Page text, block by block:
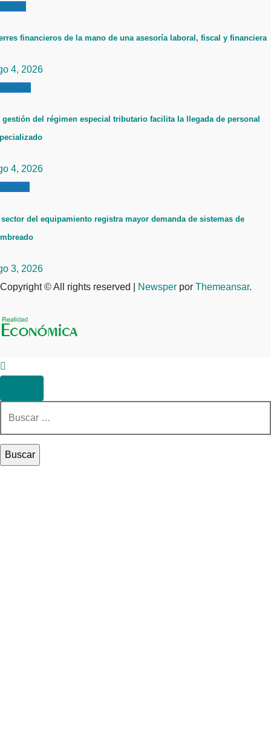
financieros de la mano de una asesoría laboral, fiscal y financiera
4, 2026
gestión del régimen especial tributario facilita la llegada de personal
4, 2026
del equipamiento registra mayor demanda de sistemas de
3, 2026
Copyright © All rights reserved
Newsper por Themeansar.